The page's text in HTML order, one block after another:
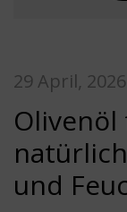
29 April, 2026
und